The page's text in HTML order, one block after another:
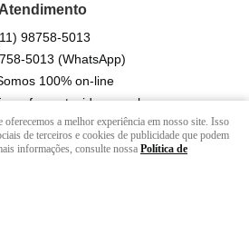
Atendimento
98758-5013
5013(WhatsApp)
100% on-line
POR
a melhor experiência em nosso site. Isso
de terceiros e cookies de publicidade que podem
informações, consulte nossa Política de